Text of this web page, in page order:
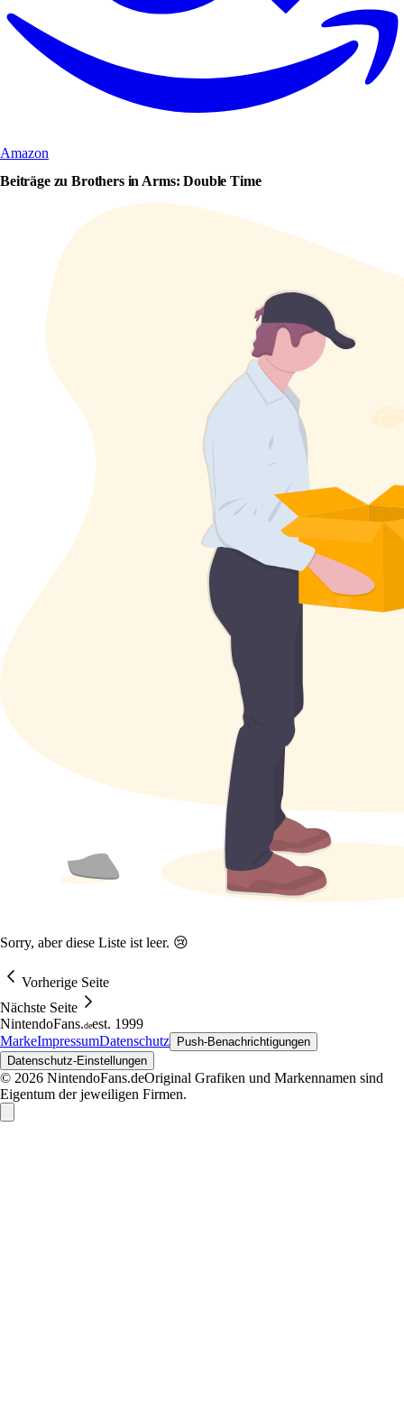
Amazon
Beiträge zu Brothers in Arms: Double Time
Sorry, aber diese Liste ist leer. 😢
Vorherige Seite
Nächste Seite
NintendoFans.deest. 1999
MarkeImpressumDatenschutz
Push-Benachrichtigungen
Datenschutz-Einstellungen
© 2026 NintendoFans.deOriginal Grafiken und Markennamen sind
Eigentum der jeweiligen Firmen.